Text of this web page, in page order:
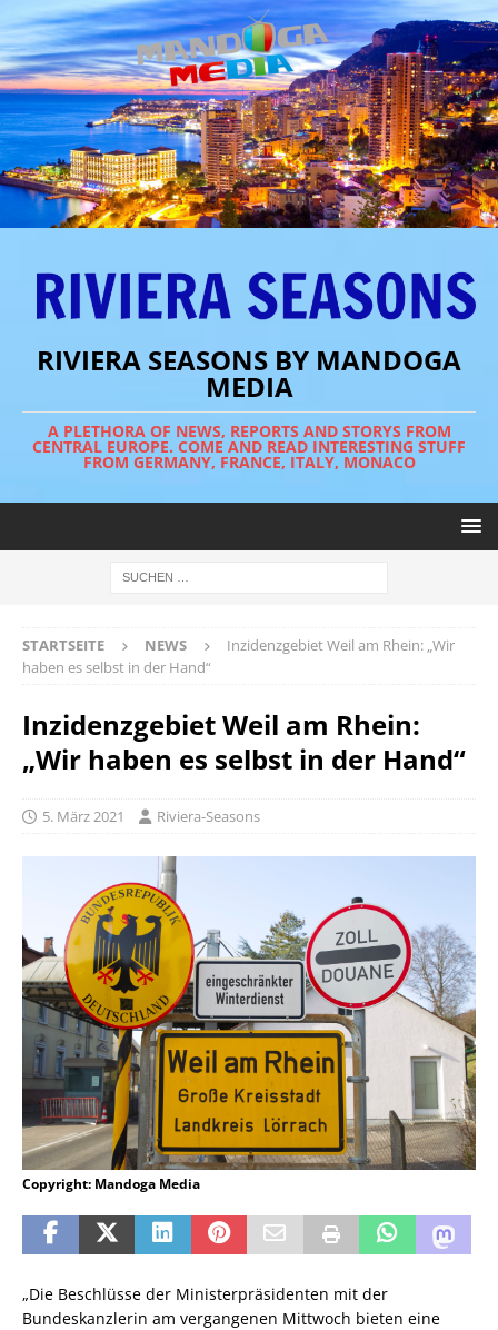
RIVIERA SEASONS BY MANDOGA
MEDIA
A PLETHORA OF NEWS, REPORTS AND STORYS FROM
CENTRAL EUROPE. COME AND READ INTERESTING STUFF
FROM GERMANY, FRANCE, ITALY, MONACO
STARTSEITE NEWS
Inzidenzgebiet Weil am Rhein: „Wir
haben es selbst in der Hand“
Inzidenzgebiet Weil am Rhein:
„Wir haben es selbst in der Hand“
5. März 2021 Riviera-Seasons
Copyright: Mandoga Media
„Die Beschlüsse der Ministerpräsidenten mit der
Bundeskanzlerin am vergangenen Mittwoch bieten eine